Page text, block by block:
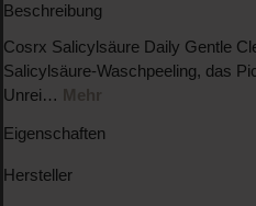
Beschreibung
Cosrx Salicylsäure Daily Gentle
Salicylsäure-Waschpeeling, das
Unrei… Mehr
Eigenschaften
Hersteller